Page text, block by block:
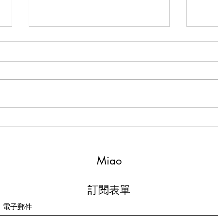
Miao
訂閱表單